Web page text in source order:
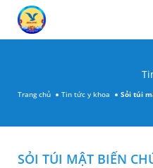
Trang chủ Tin tức y khoa Sỏi túi mật biến chứng
SỎI TÚI MẬT BIẾN